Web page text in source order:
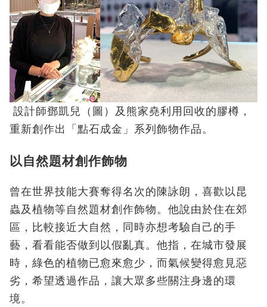
設計師鄧凱兒（圖）及熊家堯利用回收的膠樽，
重新創作出「點石成金」系列飾物作品。
以自然題材創作飾物
曾在世界技能大賽奪得名次的陳詠朗，喜歡以昆
蟲及植物等自然題材創作飾物。他說由於住在郊
區，比較接近大自然，同時亦想考驗自己的手
藝，看看能否做到以假亂真。他指，在城市發展
時，綠色的植物已愈來愈少，而氣候變得愈見惡
劣，希望透過作品，讓大眾多些關注身邊的環
境。